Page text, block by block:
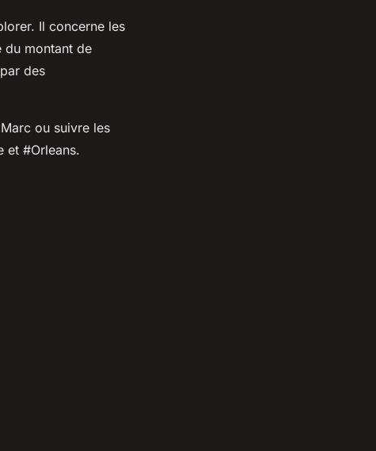
Il concerne les
du montant de
des
ou suivre les
et #Orleans.